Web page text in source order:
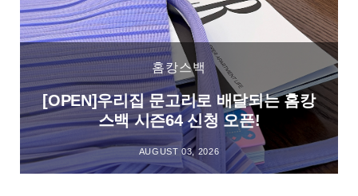
홈캉스백
[OPEN]우리집 문고리로 배달되는 홈캉
스백 시즌64 신청 오픈!
AUGUST 03, 2026